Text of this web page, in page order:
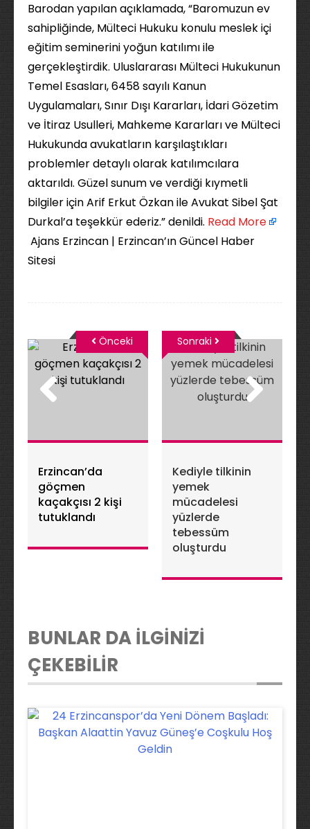
Barodan yapılan açıklamada, “Baromuzun ev
sahipliğinde, Mülteci Hukuku konulu meslek içi
eğitim seminerini yoğun katılımı ile
gerçekleştirdik. Uluslararası Mülteci Hukukunun
Temel Esasları, 6458 sayılı Kanun
Uygulamaları, Sınır Dışı Kararları, İdari Gözetim
ve İtiraz Usulleri, Mahkeme Kararları ve Mülteci
Hukukunda avukatların karşılaştıkları
problemler detaylı olarak katılımcılara
aktarıldı. Güzel sunum ve verdiği kıymetli
bilgiler için Arif Erkut Özkan ile Avukat Sibel Şat
Durkal’a teşekkür ederiz.” denildi. ​ Read More
Ajans Erzincan | Erzincan’ın Güncel Haber
Sitesi
Erzincan’da
göçmen
kaçakçısı 2 kişi
tutuklandı
Önceki
Kediyle tilkinin
yemek
mücadelesi
yüzlerde
tebessüm
oluşturdu
Sonraki
BUNLAR DA İLGİNİZİ
ÇEKEBİLİR